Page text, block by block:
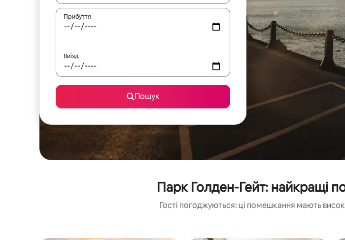
Прибуття
Виїзд
Пошук
Парк Голден-Гейт: найкращі
Гості погоджуються: ці помешкання мають